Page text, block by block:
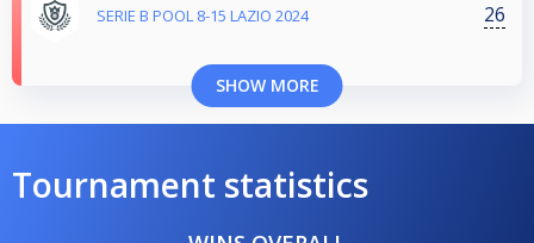
SERIE B POOL 8-15 LAZIO 2024 26
SHOW MORE
Tournament statistics